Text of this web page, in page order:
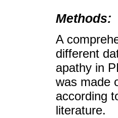
Methods:
A
different
apathy in
was made
according
literature.